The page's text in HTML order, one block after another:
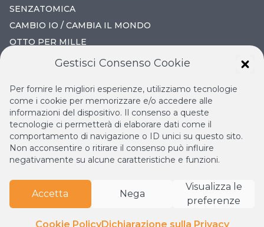
SENZATOMICA
CAMBIO IO / CAMBIA IL MONDO
OTTO PER MILLE
IL VOLO CONTINUO
LA BIBLIOTECA DI NICHIREN
ESPERIA
Istituto Buddista Italiano Soka Gakkai.
Gestisci Consenso Cookie
Per fornire le migliori esperienze, utilizziamo tecnologie
come i cookie per memorizzare e/o accedere alle
informazioni del dispositivo. Il consenso a queste
tecnologie ci permetterà di elaborare dati come il
comportamento di navigazione o ID unici su questo sito.
Non acconsentire o ritirare il consenso può influire
negativamente su alcune caratteristiche e funzioni.
Accetta Nega
Visualizza le
preferenze
Cookie PolicyDichiarazione sulla Privacy